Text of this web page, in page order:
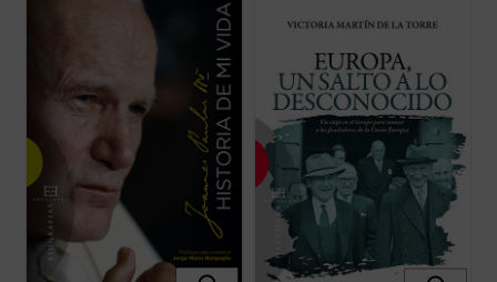
Una verdadera «autobiografía» del papa
Wojtyla formada a partir de las
confidencias personales que él mismo fue
revelando en cerca de 15.000 textos y
mundo durante sus 27 años de pontificado.
(ver ficha)
relato de no ficción recrea la década en la
Comunidades Europeas (1948-1957), a
través de algunos de los principales
protagonistas de la construcción europea
(ver ficha)